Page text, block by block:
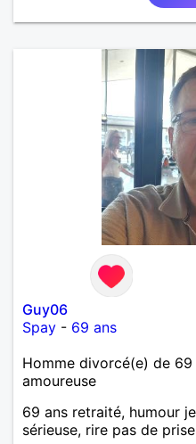
Guy06
Spay - 69 ans
Homme divorcé(e) de
amoureuse
69 ans retraité, humour
sérieuse, rire pas de